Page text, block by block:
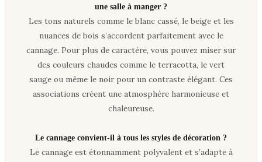
une salle à manger ?
Les tons naturels comme le blanc cassé, le beige et les
nuances de bois s’accordent parfaitement avec le
cannage. Pour plus de caractère, vous pouvez miser sur
des couleurs chaudes comme le terracotta, le vert
sauge ou même le noir pour un contraste élégant. Ces
associations créent une atmosphère harmonieuse et
chaleureuse.
Le cannage convient-il à tous les styles de décoration ?
Le cannage est étonnamment polyvalent et s’adapte à